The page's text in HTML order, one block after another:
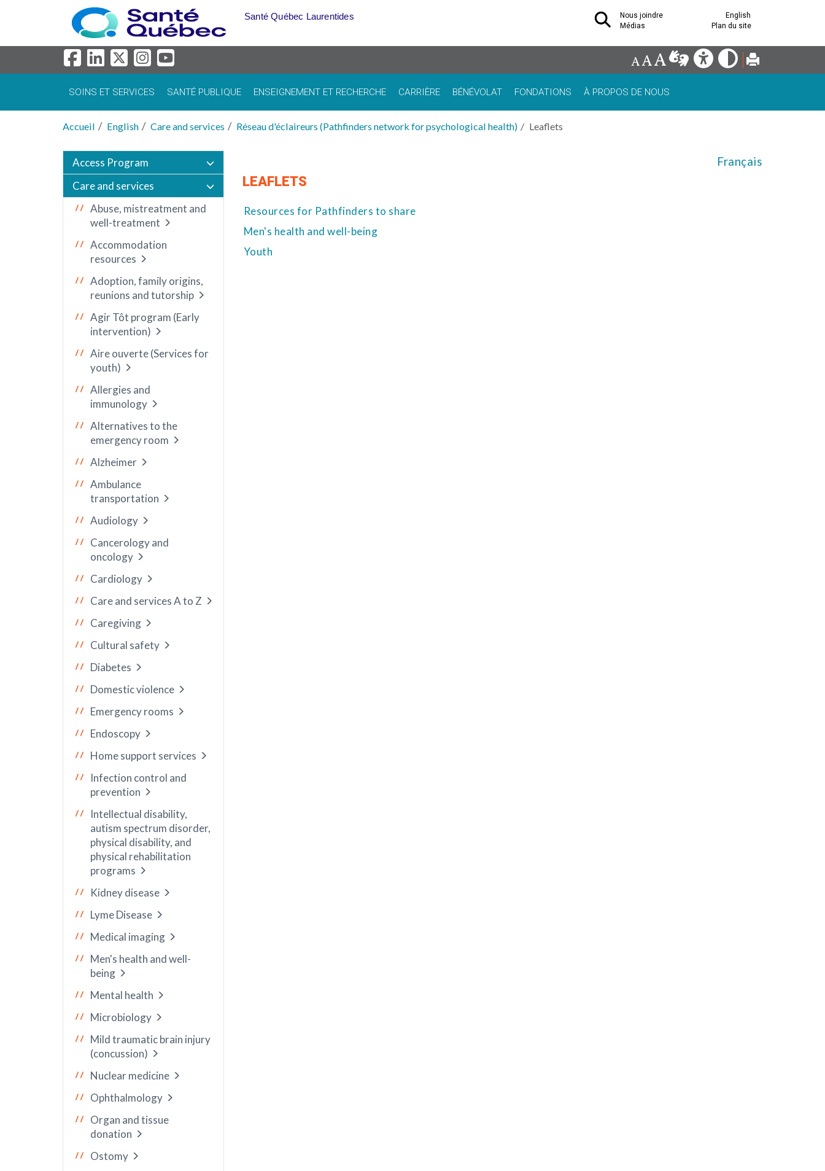
Aller au menu principal
Nous joindre
English
Médias
Plan du site
Santé Québec Laurentides
SOINS ET SERVICES SANTÉ PUBLIQUE ENSEIGNEMENT ET RECHERCHE CARRIÈRE BÉNÉVOLAT FONDATIONS À PROPOS DE NOUS
Accueil English Care and services Réseau d'éclaireurs (Pathfinders network for psychological health) Leaflets
Access Program
Care and services
Abuse, mistreatment and
well-treatment
Accommodation
resources
Adoption, family origins,
reunions and tutorship
Agir Tôt program (Early
intervention)
Aire ouverte (Services for
youth)
Allergies and
immunology
Alternatives to the
emergency room
Alzheimer
Ambulance
transportation
Audiology
Cancerology and
oncology
Cardiology
Care and services A to Z
Caregiving
Cultural safety
Diabetes
Domestic violence
Emergency rooms
Endoscopy
Home support services
Infection control and
prevention
Intellectual disability,
autism spectrum disorder,
physical disability, and
physical rehabilitation
programs
Kidney disease
Lyme Disease
Medical imaging
Men's health and well-
being
Mental health
Microbiology
Mild traumatic brain injury
(concussion)
Nuclear medicine
Ophthalmology
Organ and tissue
donation
Ostomy
Français
LEAFLETS
Resources for Pathfinders to share
Men's health and well-being
Youth